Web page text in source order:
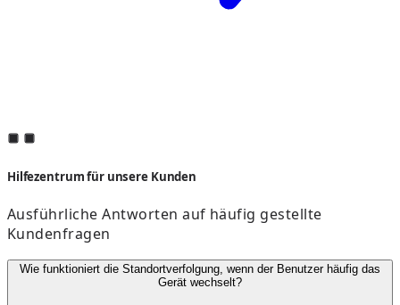
Hilfezentrum für unsere Kunden
Ausführliche Antworten auf häufig gestellte
Kundenfragen
Wie funktioniert die Standortverfolgung, wenn der Benutzer häufig das
Gerät wechselt?